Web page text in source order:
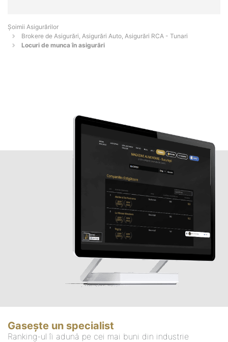
Șoimii Asigurărilor
Brokere de Asigurări, Asigurări Auto, Asigurări RCA - Tunari
Locuri de munca în asigurări
Gasește un specialist
Ranking-ul îi adună pe cei mai buni din industrie